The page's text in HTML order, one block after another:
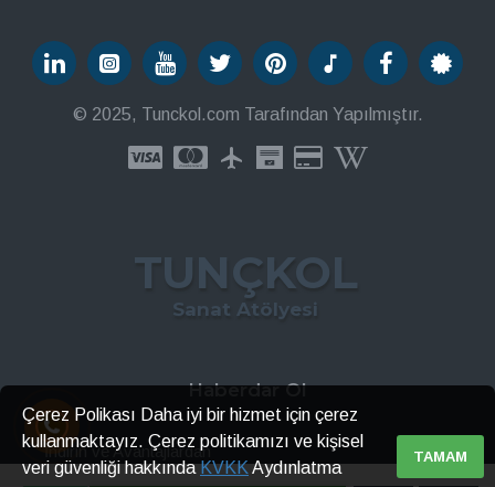
© 2025, Tunckol.com Tarafından Yapılmıştır.
TUNÇKOL
Sanat Atölyesi
Haberdar Ol
İndirin ve Avantajlardan TAMAM
Çerez Polikası Daha iyi bir hizmet için çerez
kullanmaktayız. Çerez politikamızı ve kişisel
veri güvenliği hakkındaKVKKAydınlatma